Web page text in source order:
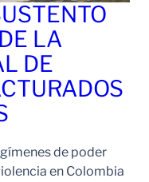
LA
DE
de poder
en Colombia